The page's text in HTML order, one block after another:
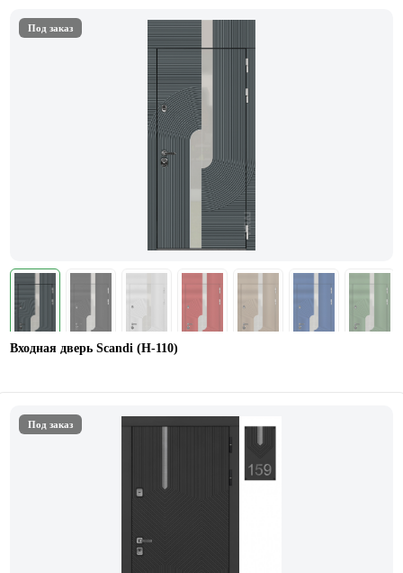
Под заказ
Входная дверь Scandi (Н-110)
Под заказ